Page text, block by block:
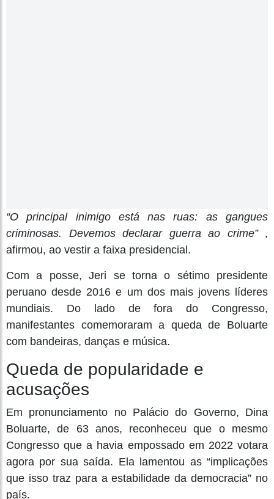
“O principal inimigo está nas ruas: as gangues
criminosas. Devemos declarar guerra ao crime”,
afirmou, ao vestir a faixa presidencial.
Com a posse, Jeri se torna o sétimo presidente
peruano desde 2016 e um dos mais jovens líderes
mundiais. Do lado de fora do Congresso,
manifestantes comemoraram a queda de Boluarte
com bandeiras, danças e música.
Queda de popularidade e
acusações
Em pronunciamento no Palácio do Governo, Dina
Boluarte, de 63 anos, reconheceu que o mesmo
Congresso que a havia empossado em 2022 votara
agora por sua saída. Ela lamentou as “implicações
que isso traz para a estabilidade da democracia” no
país.